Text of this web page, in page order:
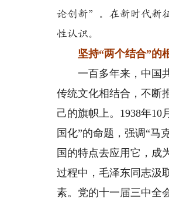
论创新”。在新时代新
性认识。
坚持“两个结合”的
一百多年来，中国共
传统文化相结合，不断
己的旗帜上。1938年
国化”的命题，强调“马
国的特点去应用它，成
过程中，毛泽东同志汲
素。党的十一届三中全